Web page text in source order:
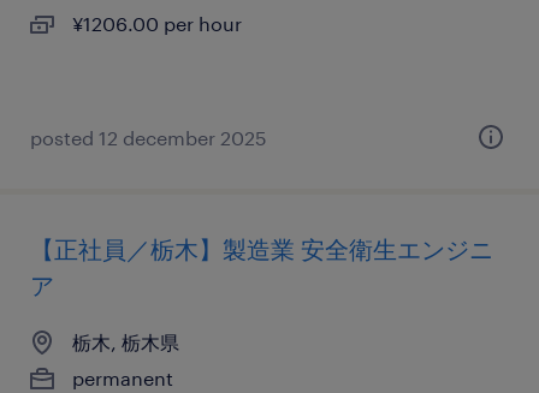
¥1206.00 per hour
posted 12 december 2025
【正社員／栃木】製造業 安全衛生エンジニ
ア
栃木, 栃木県
permanent